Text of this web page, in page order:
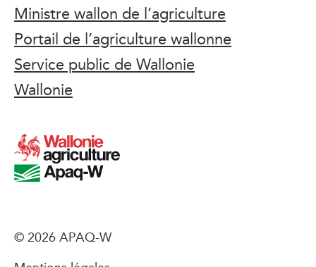
Ministre wallon de l’agriculture
Portail de l’agriculture wallonne
Service public de Wallonie
Wallonie
© 2026 APAQ-W